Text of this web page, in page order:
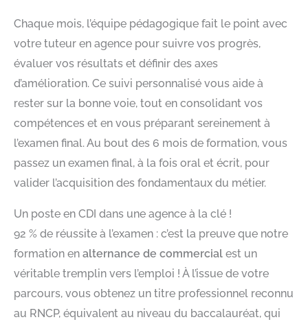
Chaque mois, l’équipe pédagogique fait le point avec
votre tuteur en agence pour suivre vos progrès,
évaluer vos résultats et définir des axes
d’amélioration. Ce suivi personnalisé vous aide à
rester sur la bonne voie, tout en consolidant vos
compétences et en vous préparant sereinement à
l’examen final. Au bout des 6 mois de formation, vous
passez un examen final, à la fois oral et écrit, pour
valider l’acquisition des fondamentaux du métier.
Un poste en CDI dans une agence à la clé !
92 % de réussite à l’examen : c’est la preuve que notre
formation en alternance de commercial est un
véritable tremplin vers l’emploi ! À l’issue de votre
parcours, vous obtenez un titre professionnel reconnu
au RNCP, équivalent au niveau du baccalauréat, qui